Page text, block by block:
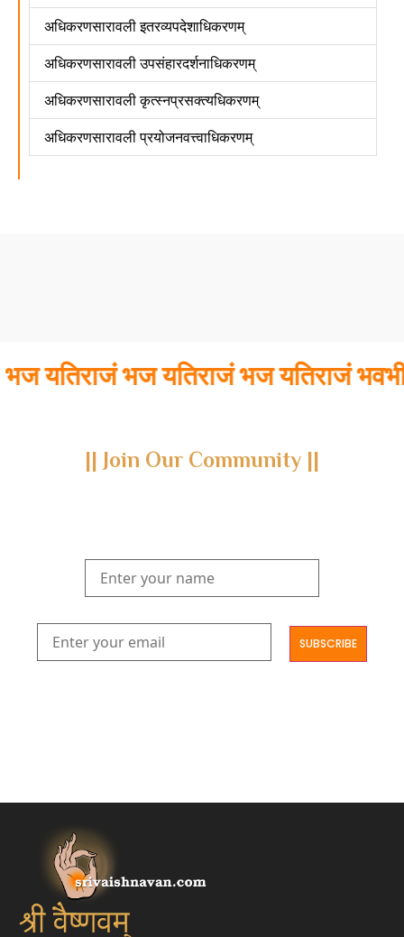
अधिकरणसारावली इतरव्यपदेशाधिकरणम्
अधिकरणसारावली उपसंहारदर्शनाधिकरणम्
अधिकरणसारावली कृत्स्नप्रसक्त्यधिकरणम्
अधिकरणसारावली प्रयोजनवत्त्वाधिकरणम्
यतिराजं भज यतिराजं भज यतिराजं
|| Join Our Community ||